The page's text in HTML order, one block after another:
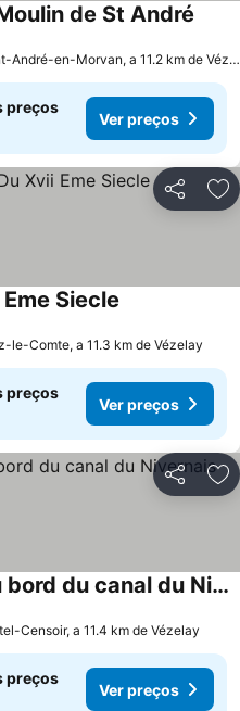
de St André
Saint-André-en-Morvan, a 11.2 km de Vézelay
preços
Ver preços
Partilhar
Siecle
le-Comte, a 11.3 km de Vézelay
preços
Ver preços
Partilhar
Maison de caractère au bord du canal du Nivernais
Censoir, a 11.4 km de Vézelay
preços
Ver preços